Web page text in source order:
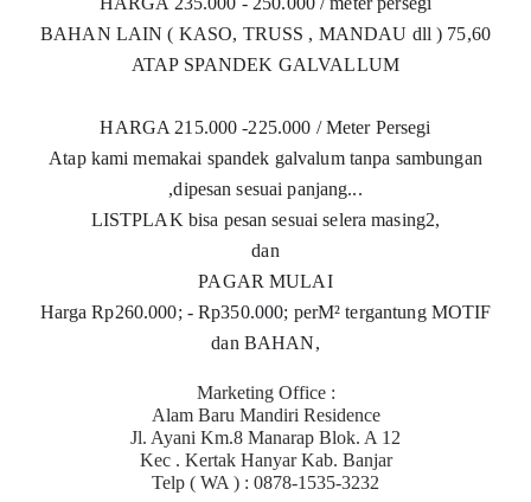
BAHAN LAIN ( KASO, TRUSS , MANDAU dll ) 75,60
ATAP SPANDEK GALVALLUM
HARGA 215.000 -225.000 / Meter Persegi
Atap kami memakai spandek galvalum tanpa sambungan
,dipesan sesuai panjang...
LISTPLAK bisa pesan sesuai selera masing2,
dan
PAGAR MULAI
Harga Rp260.000; - Rp350.000; perM² tergantung MOTIF
dan BAHAN,
Marketing Office :
Alam Baru Mandiri Residence
Jl. Ayani Km.8 Manarap Blok. A 12
Kec . Kertak Hanyar Kab. Banjar
Telp ( WA ) : 0878-1535-3232